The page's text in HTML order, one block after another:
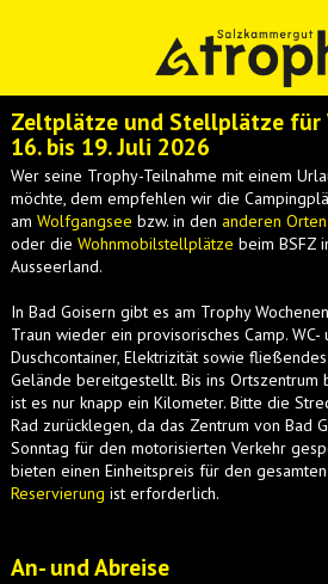
Zeltplätze und Stellplätze für
16. bis 19. Juli 2026
Wer seine Trophy-Teilnahme mit einem
möchte, dem empfehlen wir die
am Wolfgangsee bzw. in den anderen Orten
oder die Wohnmobilstellplätze beim BSFZ
Ausseerland.
In Bad Goisern gibt es am Trophy
Traun wieder ein provisorisches Camp. WC-
Duschcontainer, Elektrizität sowie
Gelände bereitgestellt. Bis ins Ortszentrum
ist es nur knapp ein Kilometer. Bitte die
Rad zurücklegen, da das Zentrum von Bad
Sonntag für den motorisierten Verkehr
bieten einen Einheitspreis für den
Reservierung ist erforderlich.
An- und Abreise